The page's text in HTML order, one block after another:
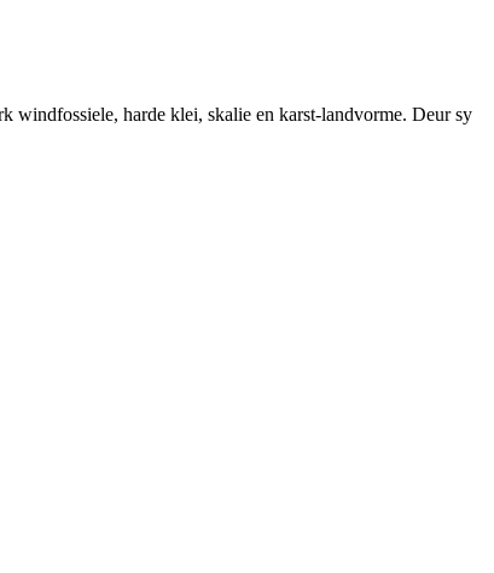
windfossiele, harde klei, skalie en karst-landvorme. Deur sy